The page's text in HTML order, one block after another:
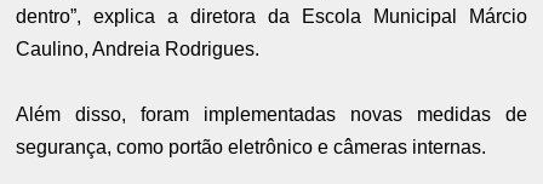
dentro”, explica a diretora da Escola Municipal Márcio
Caulino, Andreia Rodrigues.
Além disso, foram implementadas novas medidas de
segurança, como portão eletrônico e câmeras internas.